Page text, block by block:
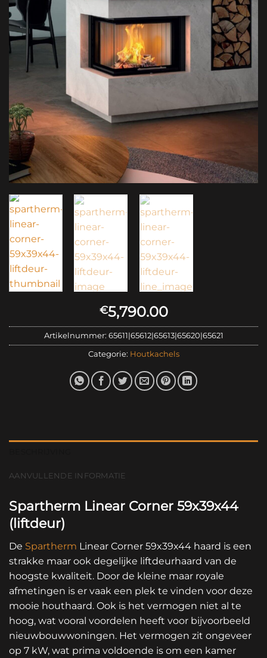
€5,790.00
Artikelnummer: 65611|65612|65613|65620|65621
Categorie: Houtkachels
AANVULLENDE INFORMATIE
Spartherm Linear Corner 59x39x44
(liftdeur)
De Spartherm Linear Corner 59x39x44 haard is een
strakke maar ook degelijke liftdeurhaard van de
hoogste kwaliteit. Door de kleine maar royale
afmetingen is er vaak een plek te vinden voor deze
mooie houthaard. Ook is het vermogen niet al te
hoog, wat vooral voordelen heeft voor bijvoorbeeld
nieuwbouwwoningen. Het vermogen zit ongeveer
op 7 kW, wat prima voldoende is om een kamer